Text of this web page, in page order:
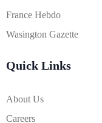
France Hebdo
Wasington Gazette
Quick Links
About Us
Careers